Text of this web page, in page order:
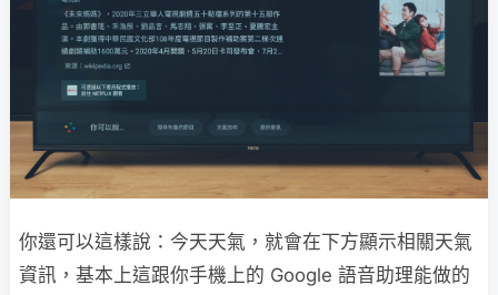
你還可以這樣說：今天天氣，就會在下方顯示相關天氣
資訊，基本上這跟你手機上的 Google 語音助理能做的